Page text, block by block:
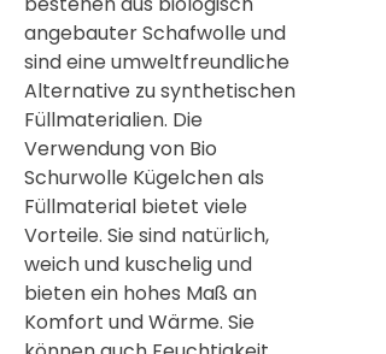
angebauter Schafwolle und
sind eine umweltfreundliche
Alternative zu synthetischen
Füllmaterialien. Die
Verwendung von Bio
Schurwolle Kügelchen als
Füllmaterial bietet viele
Vorteile. Sie sind natürlich,
weich und kuschelig und
bieten ein hohes Maß an
Komfort und Wärme. Sie